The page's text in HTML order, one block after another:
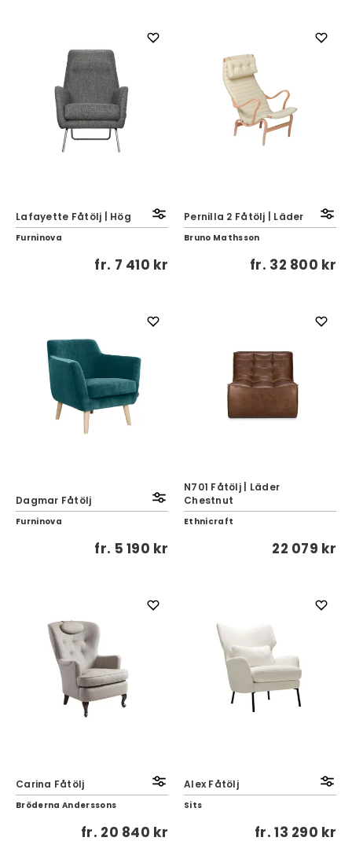
Lafayette Fåtölj | Hög
Furninova
fr. 7 410 kr
Pernilla 2 Fåtölj | Läder
Bruno Mathsson
fr. 32 800 kr
Dagmar Fåtölj
Furninova
fr. 5 190 kr
N701 Fåtölj | Läder
Chestnut
Ethnicraft
22 079 kr
Carina Fåtölj
Bröderna Anderssons
fr. 20 840 kr
Alex Fåtölj
Sits
fr.13 290 kr